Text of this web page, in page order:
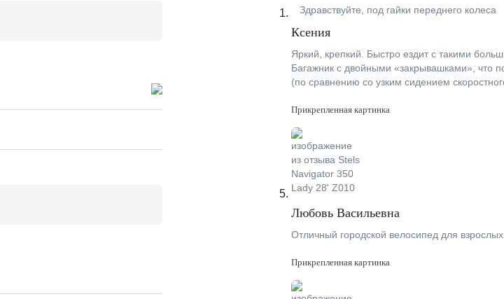
Здравствуйте, под гайки переднего колеса
Ксения
Яркий, крепкий. Быстро ездит с такими
Багажник с двойными «закрывашками», что
(по сравнению со узким сидением
Прикрепленная картинка
Любовь Васильевна
Отличный городской велосипед для взрослых
Прикрепленная картинка